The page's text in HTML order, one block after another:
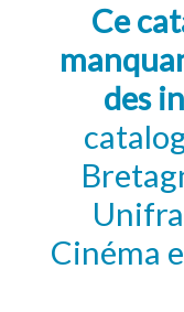
Ce
des
Cinéma